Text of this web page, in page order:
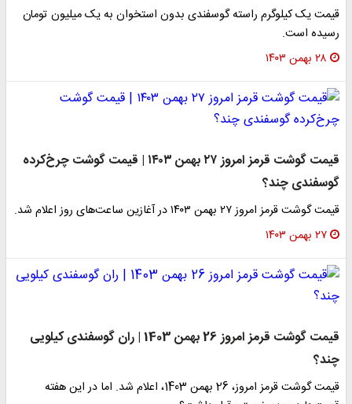
قیمت یک کیلوگرم راسته گوسفندی بدون استخوان به یک میلیون تومان
رسیده است.
۲۸ بهمن ۱۴۰۳
قیمت گوشت قرمز امروز ۲۷ بهمن ۱۴۰۳ | قیمت گوشت چرخ‌کرده
گوسفندی چند؟
قیمت گوشت قرمز امروز ۲۷ بهمن ۱۴۰۳ در آغازین ساعت‌های روز اعلام شد.
۲۷ بهمن ۱۴۰۳
قیمت گوشت قرمز امروز 26 بهمن 1403 | ران گوسفندی کیلویی
چند؟
قیمت گوشت قرمز امروز، 26 بهمن 1403، اعلام شد. اما در این هفته